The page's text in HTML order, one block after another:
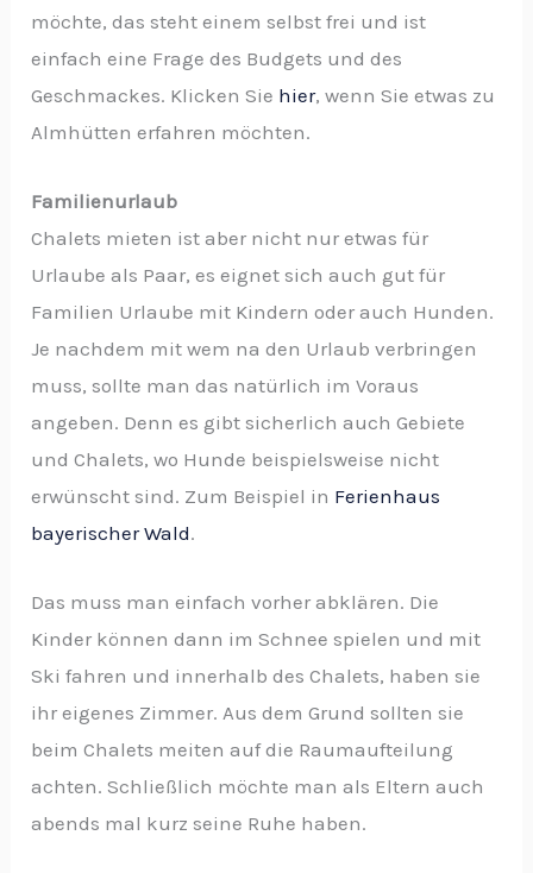
möchte, das steht einem selbst frei und ist
einfach eine Frage des Budgets und des
Geschmackes. Klicken Sie hier, wenn Sie etwas zu
Almhütten erfahren möchten.
Familienurlaub
Chalets mieten ist aber nicht nur etwas für
Urlaube als Paar, es eignet sich auch gut für
Familien Urlaube mit Kindern oder auch Hunden.
Je nachdem mit wem na den Urlaub verbringen
muss, sollte man das natürlich im Voraus
angeben. Denn es gibt sicherlich auch Gebiete
und Chalets, wo Hunde beispielsweise nicht
erwünscht sind. Zum Beispiel in Ferienhaus
bayerischer Wald.
Das muss man einfach vorher abklären. Die
Kinder können dann im Schnee spielen und mit
Ski fahren und innerhalb des Chalets, haben sie
ihr eigenes Zimmer. Aus dem Grund sollten sie
beim Chalets meiten auf die Raumaufteilung
achten. Schließlich möchte man als Eltern auch
abends mal kurz seine Ruhe haben.